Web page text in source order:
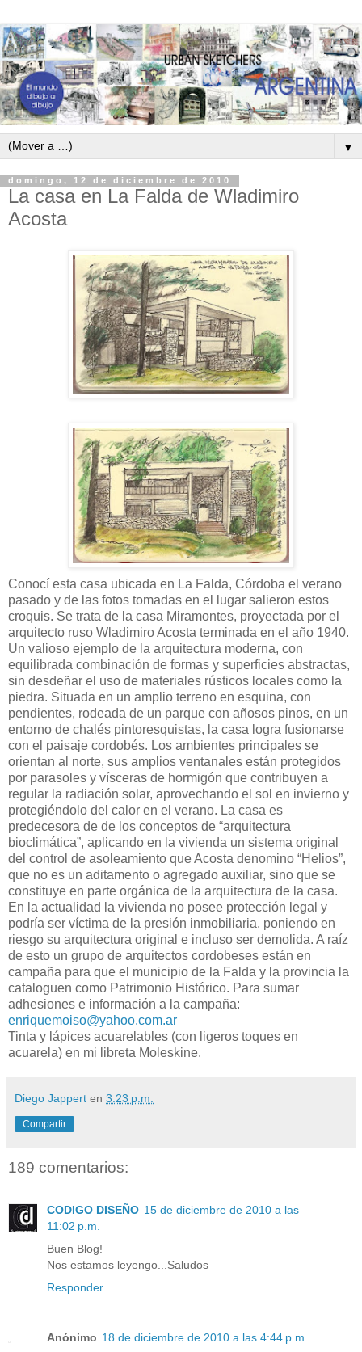
▼
domingo, 12 de diciembre de 2010
La casa en La Falda de Wladimiro
Acosta
Conocí esta casa ubicada en La Falda, Córdoba el verano
pasado y de las fotos tomadas en el lugar salieron estos
croquis. Se trata de la casa Miramontes, proyectada por el
arquitecto ruso Wladimiro Acosta terminada en el año 1940.
Un valioso ejemplo de la arquitectura moderna, con
equilibrada combinación de formas y superficies abstractas,
sin desdeñar el uso de materiales rústicos locales como la
piedra. Situada en un amplio terreno en esquina, con
pendientes, rodeada de un parque con añosos pinos, en un
entorno de chalés pintoresquistas, la casa logra fusionarse
con el paisaje cordobés. Los ambientes principales se
orientan al norte, sus amplios ventanales están protegidos
por parasoles y vísceras de hormigón que contribuyen a
regular la radiación solar, aprovechando el sol en invierno y
protegiéndolo del calor en el verano. La casa es
predecesora de de los conceptos de “arquitectura
bioclimática”, aplicando en la vivienda un sistema original
del control de asoleamiento que Acosta denomino “Helios”,
que no es un aditamento o agregado auxiliar, sino que se
constituye en parte orgánica de la arquitectura de la casa.
En la actualidad la vivienda no posee protección legal y
podría ser víctima de la presión inmobiliaria, poniendo en
riesgo su arquitectura original e incluso ser demolida. A raíz
de esto un grupo de arquitectos cordobeses están en
campaña para que el municipio de la Falda y la provincia la
cataloguen como Patrimonio Histórico. Para sumar
adhesiones e información a la campaña:
enriquemoiso@yahoo.com.ar
Tinta y lápices acuarelables (con ligeros toques en
acuarela) en mi libreta Moleskine.
Diego Jappert en 3:23 p.m.
Compartir
189 comentarios:
CODIGO DISEÑO 15 de diciembre de 2010 a las
11:02 p.m.
Buen Blog!
Nos estamos leyengo...Saludos
Responder
Anónimo 18 de diciembre de 2010 a las 4:44 p.m.